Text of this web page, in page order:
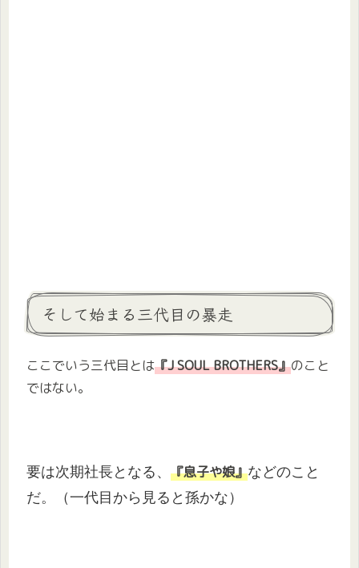
そして始まる三代目の暴走
ここでいう三代目とは『J SOUL BROTHERS』のこと
ではない。
要は次期社長となる、 『息子や娘』などのこと
だ。（一代目から見ると孫かな）